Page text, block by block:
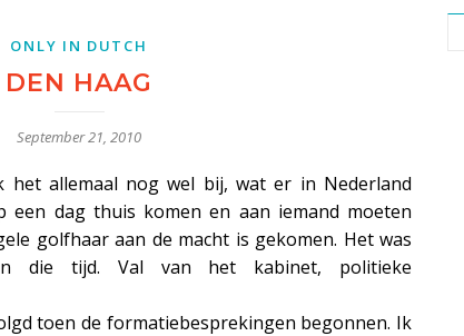
ONLY IN DUTCH
DEN HAAG
September 21, 2010
het allemaal nog wel bij, wat er in Nederland
een dag thuis komen en aan iemand moeten
golfhaar aan de macht is gekomen. Het was
die tijd. Val van het kabinet, politieke
toen de formatiebesprekingen begonnen. Ik